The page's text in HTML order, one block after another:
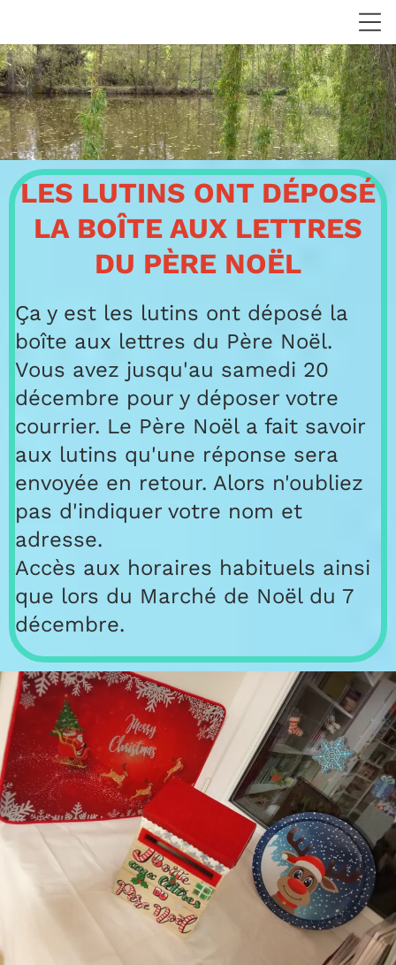
LES LUTINS ONT DÉPOSÉ
LA BOÎTE AUX LETTRES
DU PÈRE NOËL
Ça y est les lutins ont déposé la
boîte aux lettres du Père Noël.
Vous avez jusqu'au samedi 20
décembre pour y déposer votre
courrier. Le Père Noël a fait savoir
aux lutins qu'une réponse sera
envoyée en retour. Alors n'oubliez
pas d'indiquer votre nom et
adresse.
Accès aux horaires habituels ainsi
que lors du Marché de Noël du 7
décembre.